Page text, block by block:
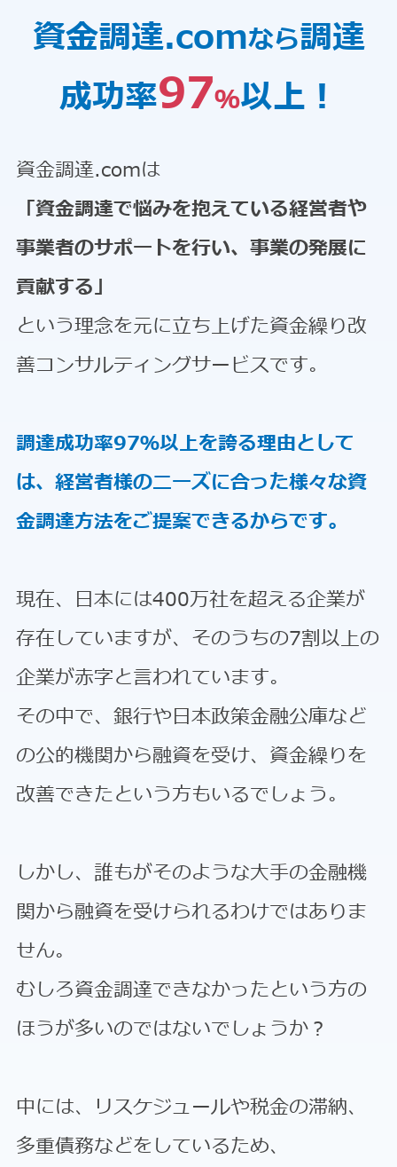
資金調達.comなら調達
成功率97％以上！
資金調達.comは
「資金調達で悩みを抱えている経営者や
事業者のサポートを行い、事業の発展に
貢献する」
という理念を元に立ち上げた資金繰り改
善コンサルティングサービスです。
調達成功率97％以上を誇る理由として
は、経営者様のニーズに合った様々な資
金調達方法をご提案できるからです。
現在、日本には400万社を超える企業が
存在していますが、そのうちの7割以上の
企業が赤字と言われています。
その中で、銀行や日本政策金融公庫など
の公的機関から融資を受け、資金繰りを
改善できたという方もいるでしょう。
しかし、誰もがそのような大手の金融機
関から融資を受けられるわけではありま
せん。
むしろ資金調達できなかったという方の
ほうが多いのではないでしょうか？
中には、リスケジュールや税金の滞納、
多重債務などをしているため、